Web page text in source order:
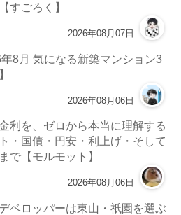
すごろく】
2026年08月07日
年8月 気になる新築マンション3
2026年08月06日
利を、ゼロから本当に理解する
・国債・円安・利上げ・そして
で【モルモット】
2026年08月06日
ベロッパーは東山・祇園を選ぶ